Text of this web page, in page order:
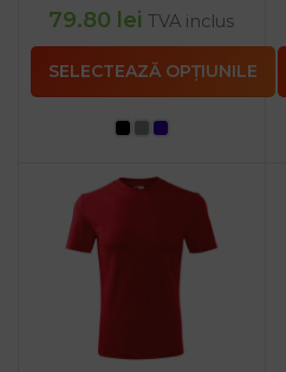
79.80 lei TVA inclus
SELECTEAZĂ OPȚIUNILE